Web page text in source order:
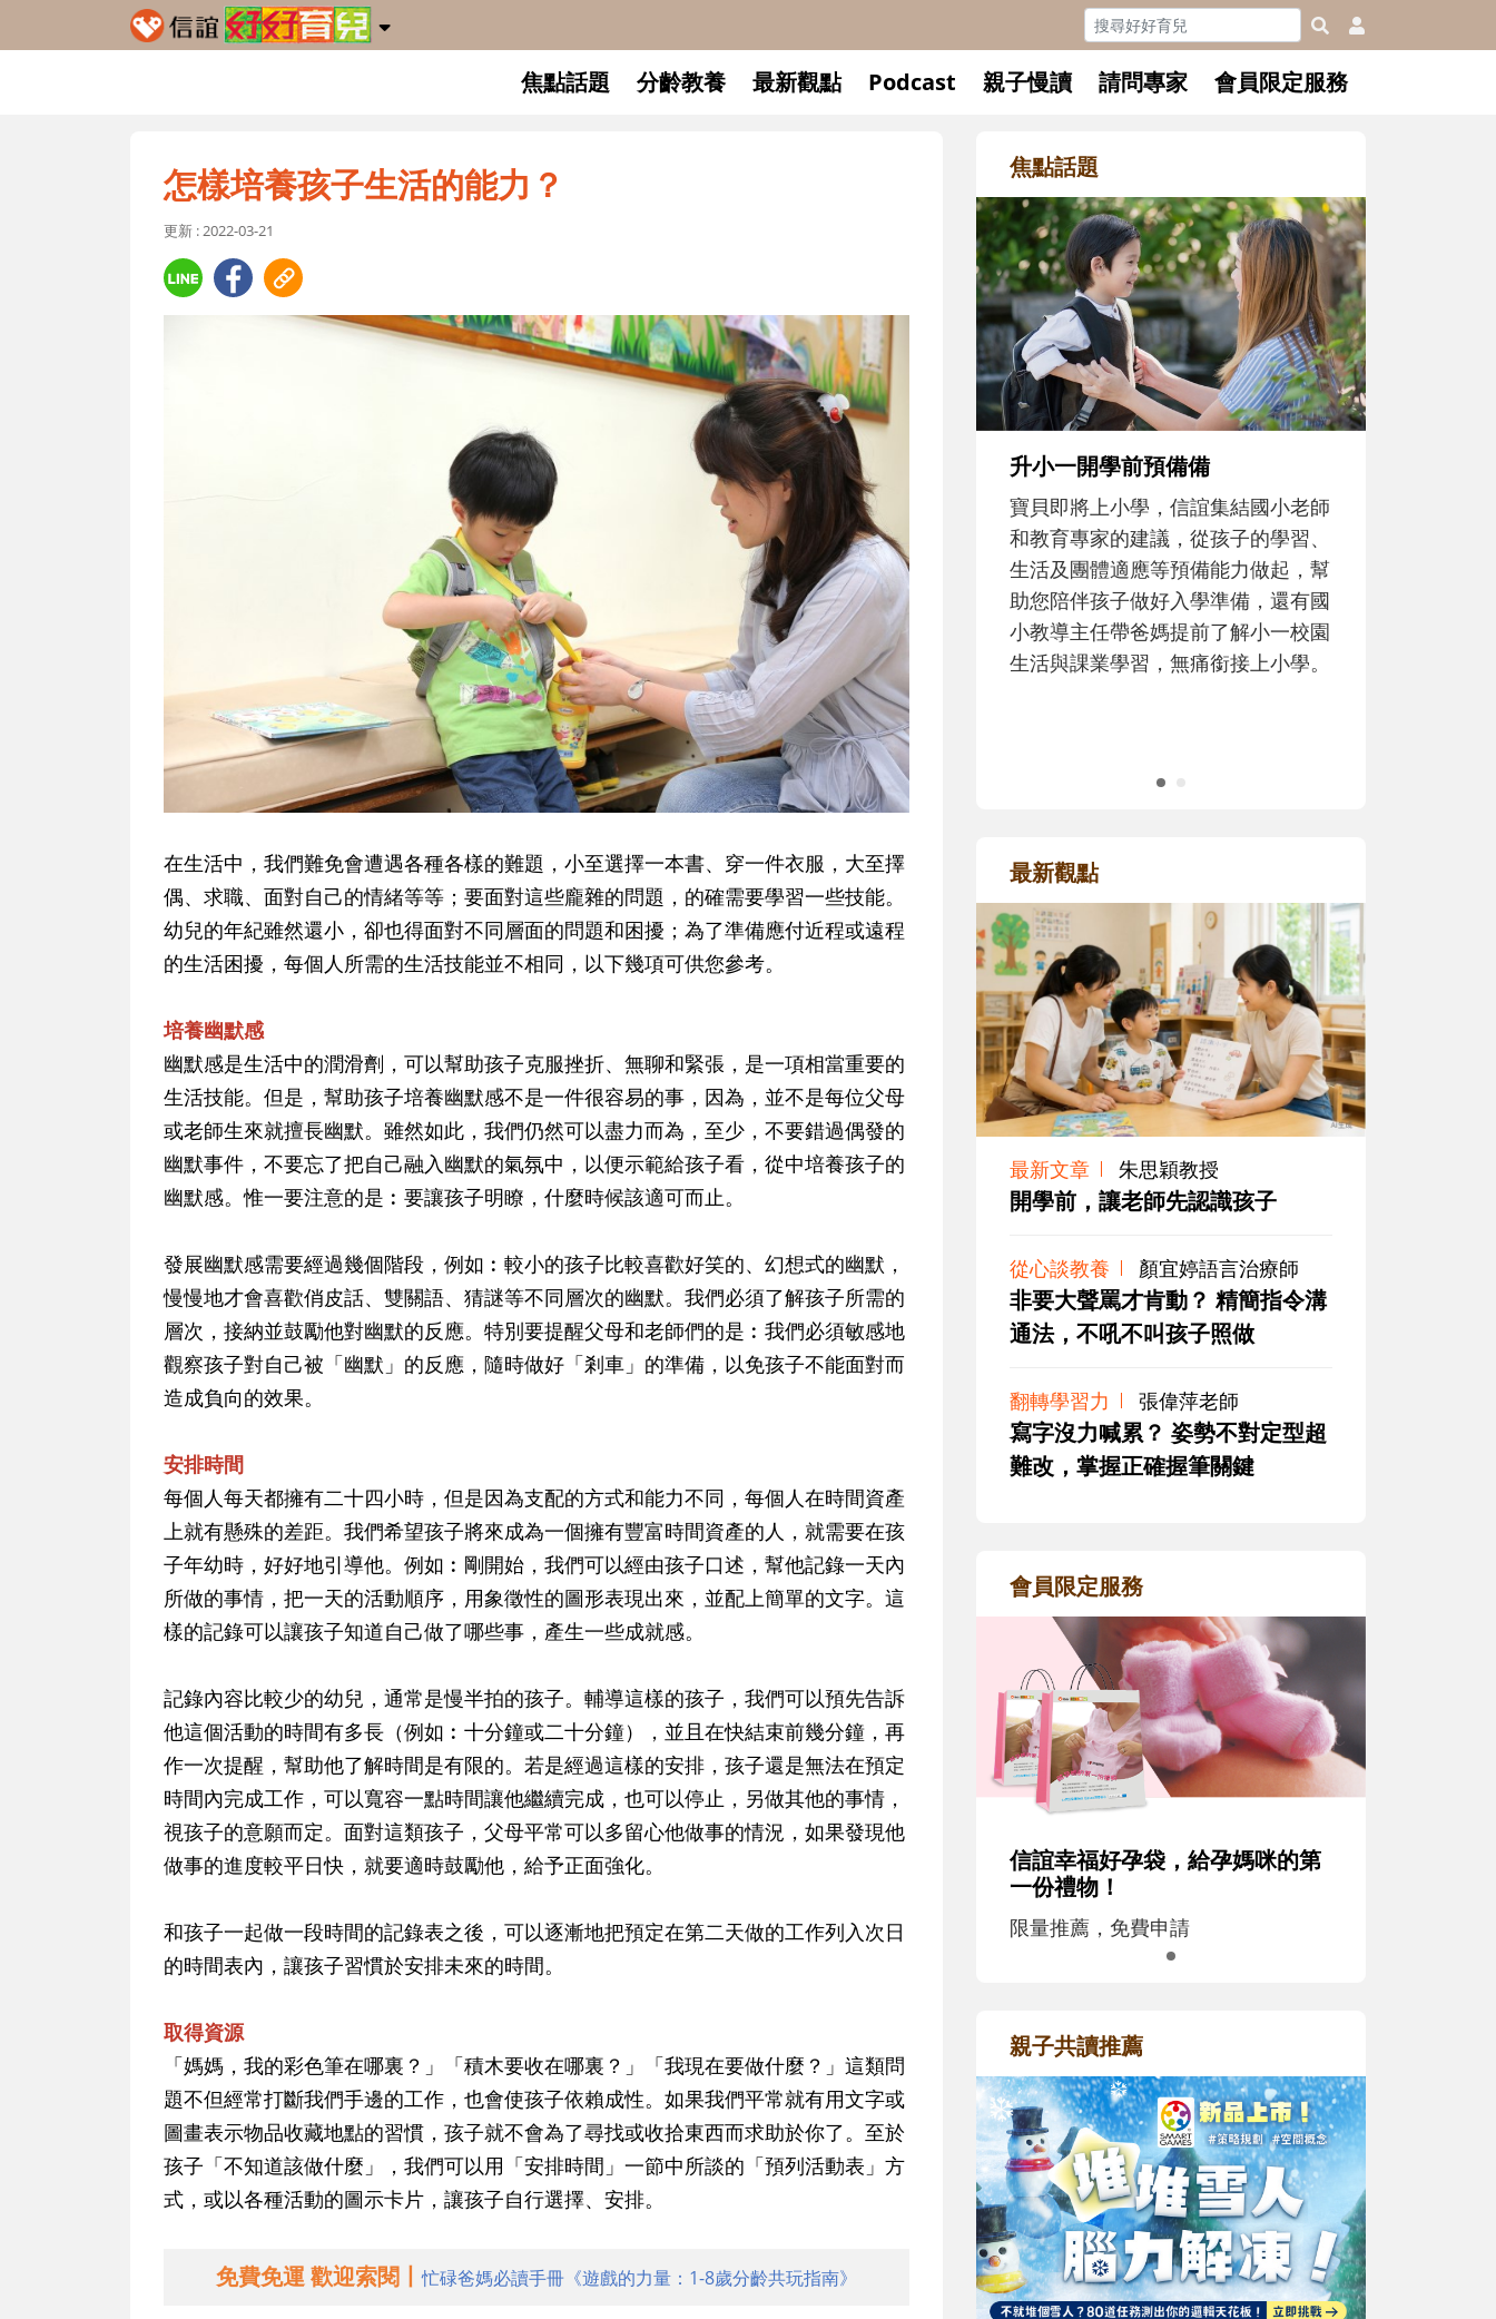
焦點話題 分齡教養 最新觀點 Podcast 親子慢讀 請問專家 會員限定服務
怎樣培養孩子生活的能力？
更新 : 2022-03-21
在生活中，我們難免會遭遇各種各樣的難題，小至選擇一本書、穿一件衣服，大至擇
偶、求職、面對自己的情緒等等；要面對這些龐雜的問題，的確需要學習一些技能。
幼兒的年紀雖然還小，卻也得面對不同層面的問題和困擾；為了準備應付近程或遠程
的生活困擾，每個人所需的生活技能並不相同，以下幾項可供您參考。
培養幽默感
幽默感是生活中的潤滑劑，可以幫助孩子克服挫折、無聊和緊張，是一項相當重要的
生活技能。但是，幫助孩子培養幽默感不是一件很容易的事，因為，並不是每位父母
或老師生來就擅長幽默。雖然如此，我們仍然可以盡力而為，至少，不要錯過偶發的
幽默事件，不要忘了把自己融入幽默的氣氛中，以便示範給孩子看，從中培養孩子的
幽默感。惟一要注意的是︰要讓孩子明瞭，什麼時候該適可而止。
發展幽默感需要經過幾個階段，例如︰較小的孩子比較喜歡好笑的、幻想式的幽默，
慢慢地才會喜歡俏皮話、雙關語、猜謎等不同層次的幽默。我們必須了解孩子所需的
層次，接納並鼓勵他對幽默的反應。特別要提醒父母和老師們的是︰我們必須敏感地
觀察孩子對自己被「幽默」的反應，隨時做好「剎車」的準備，以免孩子不能面對而
造成負向的效果。
安排時間
每個人每天都擁有二十四小時，但是因為支配的方式和能力不同，每個人在時間資產
上就有懸殊的差距。我們希望孩子將來成為一個擁有豐富時間資產的人，就需要在孩
子年幼時，好好地引導他。例如︰剛開始，我們可以經由孩子口述，幫他記錄一天內
所做的事情，把一天的活動順序，用象徵性的圖形表現出來，並配上簡單的文字。這
樣的記錄可以讓孩子知道自己做了哪些事，產生一些成就感。
記錄內容比較少的幼兒，通常是慢半拍的孩子。輔導這樣的孩子，我們可以預先告訴
他這個活動的時間有多長（例如︰十分鐘或二十分鐘），並且在快結束前幾分鐘，再
作一次提醒，幫助他了解時間是有限的。若是經過這樣的安排，孩子還是無法在預定
時間內完成工作，可以寬容一點時間讓他繼續完成，也可以停止，另做其他的事情，
視孩子的意願而定。面對這類孩子，父母平常可以多留心他做事的情況，如果發現他
做事的進度較平日快，就要適時鼓勵他，給予正面強化。
和孩子一起做一段時間的記錄表之後，可以逐漸地把預定在第二天做的工作列入次日
的時間表內，讓孩子習慣於安排未來的時間。
取得資源
「媽媽，我的彩色筆在哪裏？」「積木要收在哪裏？」「我現在要做什麼？」這類問
題不但經常打斷我們手邊的工作，也會使孩子依賴成性。如果我們平常就有用文字或
圖畫表示物品收藏地點的習慣，孩子就不會為了尋找或收拾東西而求助於你了。至於
孩子「不知道該做什麼」，我們可以用「安排時間」一節中所談的「預列活動表」方
式，或以各種活動的圖示卡片，讓孩子自行選擇、安排。
免費免運 歡迎索閱丨忙碌爸媽必讀手冊《遊戲的力量：1-8歲分齡共玩指南》
焦點話題
和孩子一起長大的那個男人│讀
懂父親的不同模樣
沒有人天生就擅長當爸爸！男人總是
在一次次「前所未有」的體驗中，跟
著孩子一起長大。從給予安全感的肢
體遊戲，到獨立自主、角色認同及解
決問題的能力養成。爸爸正嘗試用不
同的模樣，參與孩子每個重要的成長
歷程。
最新觀點
最新文章 朱思穎教授
開學前，讓老師先認識孩子
從心談教養 顏宜婷語言治療師
非要大聲罵才肯動？ 精簡指令溝
通法，不吼不叫孩子照做
翻轉學習力 張偉萍老師
寫字沒力喊累？ 姿勢不對定型超
難改，掌握正確握筆關鍵
會員限定服務
信誼幸福好孕袋，給孕媽咪的第
一份禮物！
限量推薦，免費申請
親子共讀推薦
最新活動